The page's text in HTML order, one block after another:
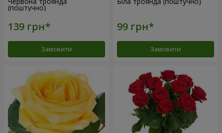
(поштучно)
Замовити Замовити